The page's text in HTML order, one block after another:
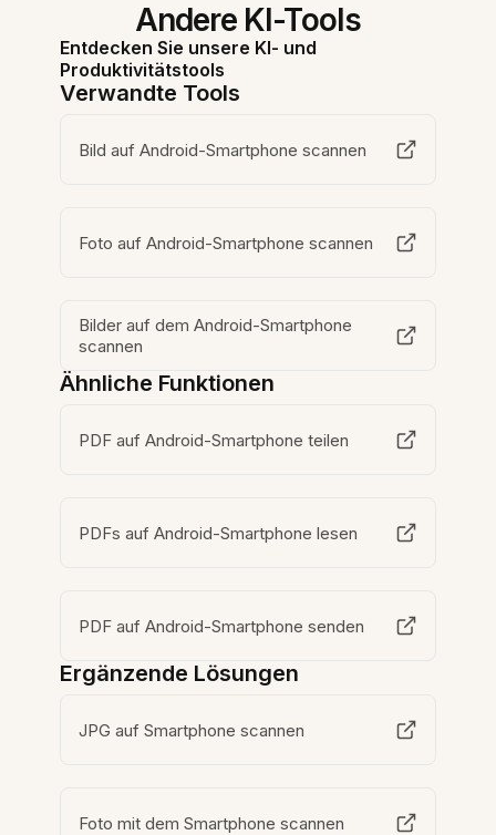
Andere KI-Tools
Entdecken Sie unsere KI- und
Produktivitätstools
Verwandte Tools
Bild auf Android-Smartphone scannen
Foto auf Android-Smartphone scannen
Bilder auf dem Android-Smartphone
scannen
Ähnliche Funktionen
PDF auf Android-Smartphone teilen
PDFs auf Android-Smartphone lesen
PDF auf Android-Smartphone senden
Ergänzende Lösungen
JPG auf Smartphone scannen
Foto mit dem Smartphone scannen